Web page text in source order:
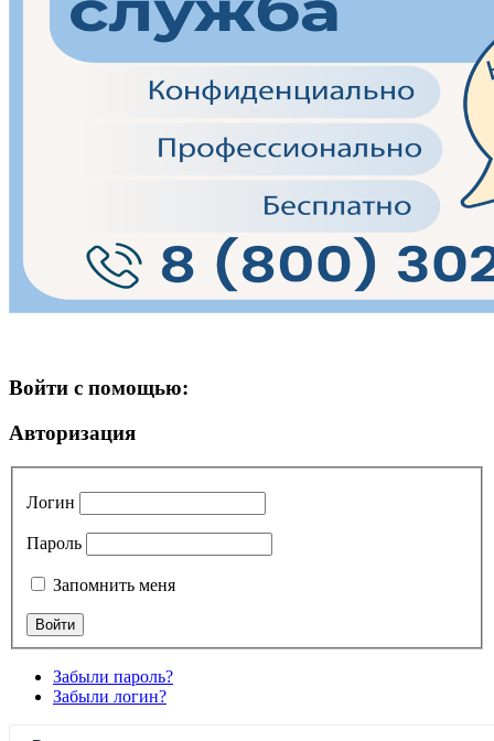
Войти с помощью:
Авторизация
Логин
Пароль
Запомнить меня
Забыли пароль?
Забыли логин?